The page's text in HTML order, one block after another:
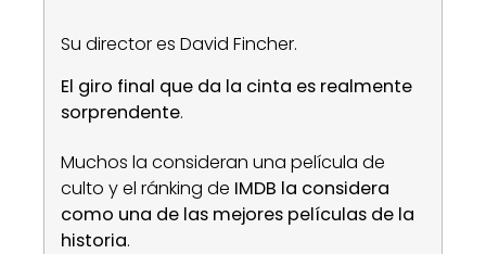
Su director es David Fincher.
El giro final que da la cinta es realmente
sorprendente.
Muchos la consideran una película de
culto y el ránking de IMDB la considera
como una de las mejores películas de la
historia.